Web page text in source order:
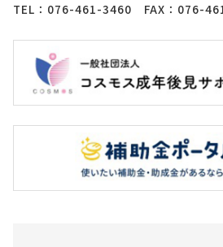
TEL：076-461-3460 FAX：076-